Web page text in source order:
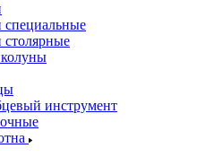
инструмент